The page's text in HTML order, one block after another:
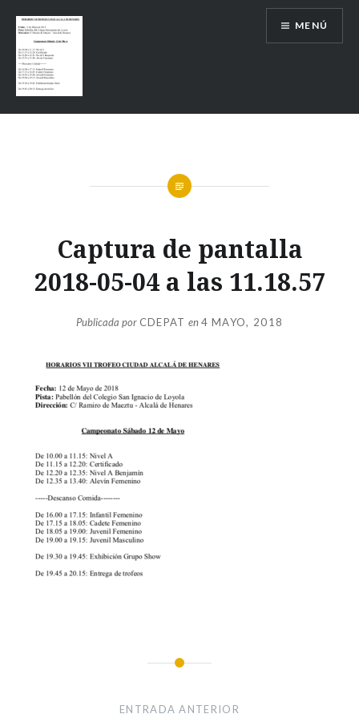
contenido
MENÚ
Captura de pantalla
2018-05-04 a las 11.18.57
Publicada por CDEPAT en4 MAYO, 2018
ENTRADA ANTERIOR